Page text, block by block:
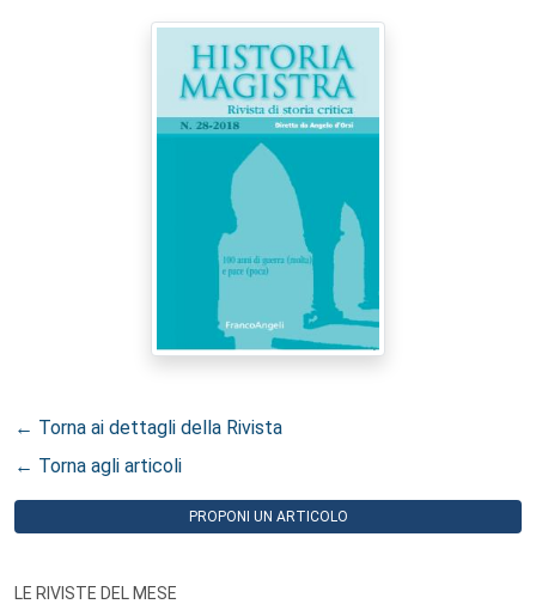
← Torna ai dettagli della Rivista
← Torna agli articoli
PROPONI UN ARTICOLO
LE RIVISTE DEL MESE